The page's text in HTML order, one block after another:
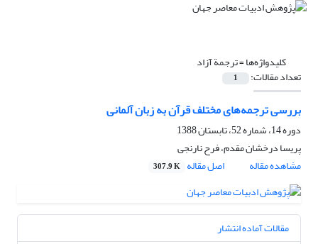
کلیدواژه‌ها =ترجمة آزاد
تعداد مقالات: 1
بررسی ترجمه‌های مختلف قرآن به زبان آلمانی
دوره 14، شماره 52، تابستان 1388
پریسا درخشان مقدم، فرح نارنجی
مشاهده مقاله
اصل مقاله 307.9 K
مقالات آماده انتشار